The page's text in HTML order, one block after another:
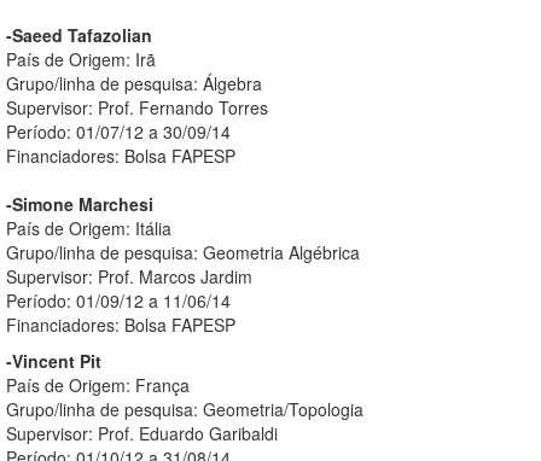
-Saeed Tafazolian
País de Origem: Irã
Grupo/linha de pesquisa: Álgebra
Supervisor: Prof. Fernando Torres
Período: 01/07/12 a 30/09/14
Financiadores: Bolsa FAPESP
-Simone Marchesi
País de Origem: Itália
Grupo/linha de pesquisa: Geometria Algébrica
Supervisor: Prof. Marcos Jardim
Período: 01/09/12 a 11/06/14
Financiadores: Bolsa FAPESP
-Vincent Pit
País de Origem: França
Grupo/linha de pesquisa: Geometria/Topologia
Supervisor: Prof. Eduardo Garibaldi